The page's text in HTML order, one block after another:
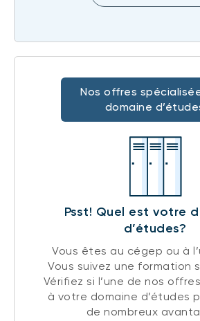
Nos offres
domaine
Psst! Quel est votre
d’études?
Vous êtes au cégep ou à
Vous suivez une formation
Vérifiez si l’une de nos
à votre domaine d’études
de nombreux